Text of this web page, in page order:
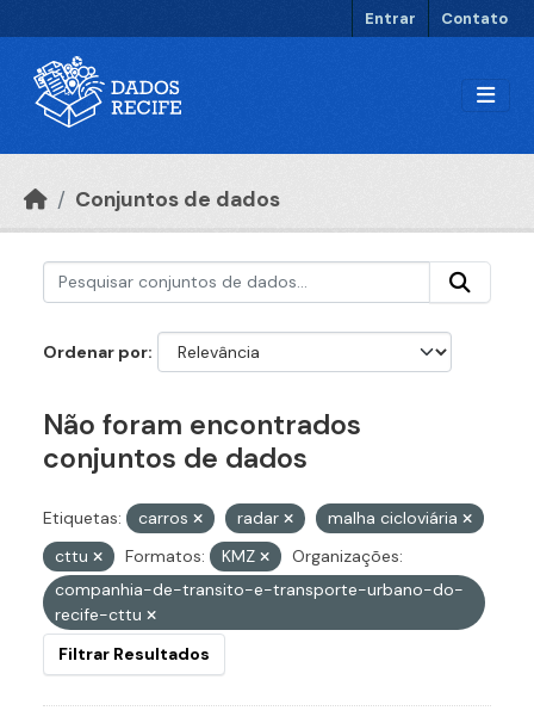
Entrar Contato
Conjuntos de dados
Ordenar por
Não foram encontrados
conjuntos de dados
Etiquetas: carros radar
malha cicloviária
cttu
Formatos: KMZ
Organizações:
companhia-de-transito-e-transporte-urbano-do-
recife-cttu
Filtrar Resultados